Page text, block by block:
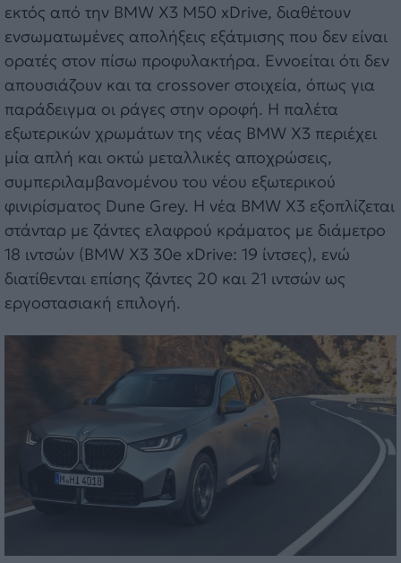
εκτός από την BMW X3 M50 xDrive, διαθέτουν
ενσωματωμένες απολήξεις εξάτμισης που δεν είναι
ορατές στον πίσω προφυλακτήρα. Εννοείται ότι δεν
απουσιάζουν και τα crossover στοιχεία, όπως για
παράδειγμα οι ράγες στην οροφή. Η παλέτα
εξωτερικών χρωμάτων της νέας BMW X3 περιέχει
μία απλή και οκτώ μεταλλικές αποχρώσεις,
συμπεριλαμβανομένου του νέου εξωτερικού
φινιρίσματος Dune Grey. Η νέα BMW X3 εξοπλίζεται
στάνταρ με ζάντες ελαφρού κράματος με διάμετρο
18 ιντσών (BMW X3 30e xDrive: 19 ίντσες), ενώ
διατίθενται επίσης ζάντες 20 και 21 ιντσών ως
εργοστασιακή επιλογή.